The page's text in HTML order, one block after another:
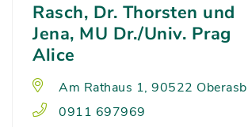
Rasch, Dr. Thorsten und
Jena, MU Dr./Univ. Prag
Alice
Am Rathaus 1, 90522
0911 697969